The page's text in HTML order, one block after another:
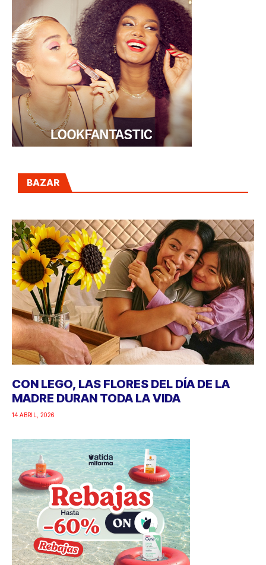
BAZAR
CON LEGO, LAS FLORES DEL DÍA DE LA
MADRE DURAN TODA LA VIDA
14 ABRIL, 2026